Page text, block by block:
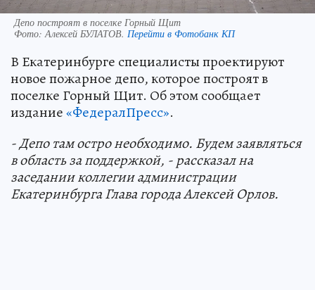
Депо построят в поселке Горный Щит
Фото:Алексей БУЛАТОВ. Перейти в Фотобанк КП
В Екатеринбурге специалисты проектируют
новое пожарное депо, которое построят в
поселке Горный Щит. Об этом сообщает
издание«ФедералПресс».
- Депо там остро необходимо. Будем заявляться
в область за поддержкой, - рассказал на
заседании коллегии администрации
Екатеринбурга Глава города Алексей Орлов.